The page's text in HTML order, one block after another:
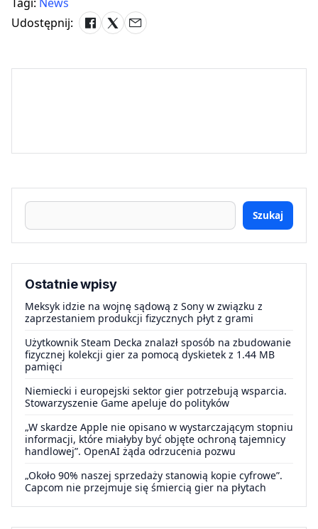
Udostępnij:
Szukaj
Ostatnie wpisy
Meksyk idzie na wojnę sądową z Sony w związku z
zaprzestaniem produkcji fizycznych płyt z grami
Użytkownik Steam Decka znalazł sposób na zbudowanie
fizycznej kolekcji gier za pomocą dyskietek z 1.44 MB
pamięci
Niemiecki i europejski sektor gier potrzebują wsparcia.
Stowarzyszenie Game apeluje do polityków
„W skardze Apple nie opisano w wystarczającym stopniu
informacji, które miałyby być objęte ochroną tajemnicy
handlowej”. OpenAI żąda odrzucenia pozwu
„Około 90% naszej sprzedaży stanowią kopie cyfrowe”.
Capcom nie przejmuje się śmiercią gier na płytach